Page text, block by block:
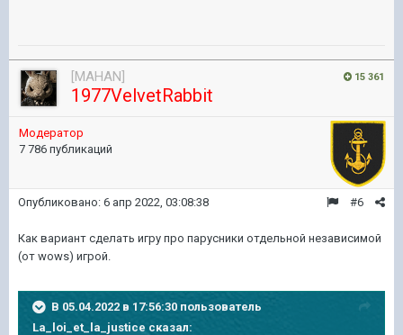
15 361
[MAHAN]
1977VelvetRabbit
Модератор
7 786 публикаций
#6
Опубликовано: 6 апр 2022, 03:08:38
Как вариант сделать игру про парусники отдельной независимой
(от wows) игрой.
В 05.04.2022 в 17:56:30 пользователь
La_loi_et_la_justice сказал: